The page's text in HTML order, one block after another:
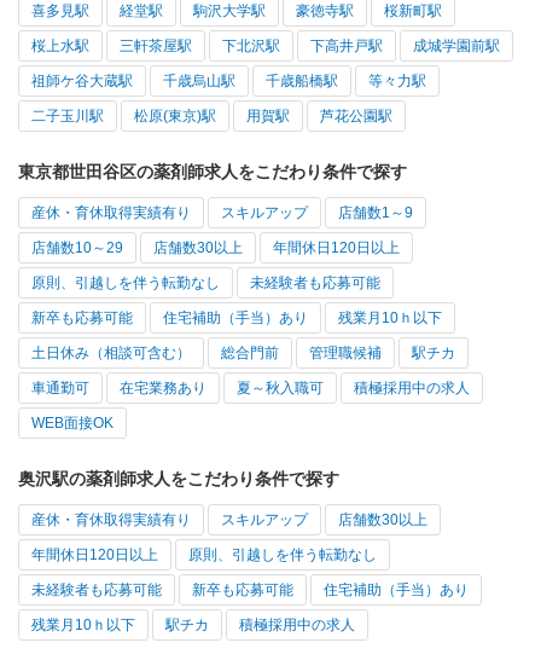
喜多見駅 経堂駅 駒沢大学駅 豪徳寺駅 桜新町駅
桜上水駅 三軒茶屋駅 下北沢駅 下高井戸駅 成城学園前駅
祖師ケ谷大蔵駅 千歳烏山駅 千歳船橋駅 等々力駅
二子玉川駅 松原(東京)駅 用賀駅 芦花公園駅
東京都世田谷区の薬剤師求人をこだわり条件で探す
産休・育休取得実績有り スキルアップ 店舗数1～9
店舗数10～29 店舗数30以上 年間休日120日以上
原則、引越しを伴う転勤なし 未経験者も応募可能
新卒も応募可能 住宅補助（手当）あり 残業月10ｈ以下
土日休み（相談可含む） 総合門前 管理職候補 駅チカ
車通勤可 在宅業務あり 夏～秋入職可 積極採用中の求人
WEB面接OK
奥沢駅の薬剤師求人をこだわり条件で探す
産休・育休取得実績有り スキルアップ 店舗数30以上
年間休日120日以上 原則、引越しを伴う転勤なし
未経験者も応募可能 新卒も応募可能 住宅補助（手当）あり
残業月10ｈ以下 駅チカ 積極採用中の求人